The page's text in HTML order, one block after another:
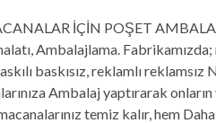
İÇİN POŞET
Ambalajlama.
baskısız, reklamlı reklamsız
Ambalaj yaptırarak
temiz kalır, hem